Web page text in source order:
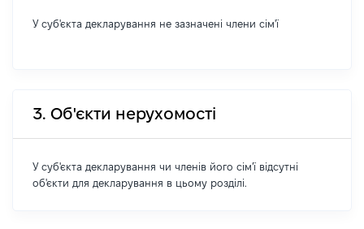
У суб'єкта декларування не зазначені члени сім'ї
3. Об'єкти нерухомості
У суб'єкта декларування чи членів його сім'ї відсутні
об'єкти для декларування в цьому розділі.